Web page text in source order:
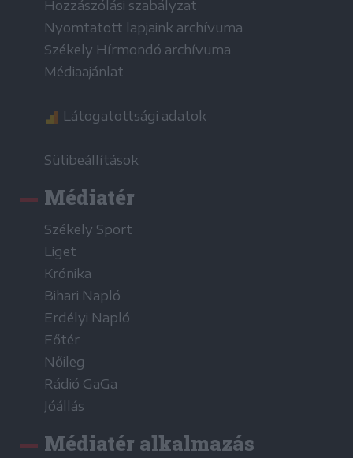
Hozzászólási szabályzat
Nyomtatott lapjaink archívuma
Székely Hírmondó archívuma
Médiaajánlat
Látogatottsági adatok
Sütibeállítások
Médiatér
Székely Sport
Liget
Krónika
Bihari Napló
Erdélyi Napló
Főtér
Nőileg
Rádió GaGa
Jóállás
Médiatér alkalmazás